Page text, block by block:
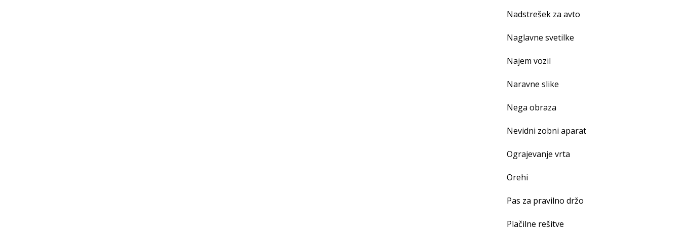
Nadstrešek za avto
Naglavne svetilke
Najem vozil
Naravne slike
Nega obraza
Nevidni zobni aparat
Ograjevanje vrta
Orehi
Pas za pravilno držo
Plačilne rešitve